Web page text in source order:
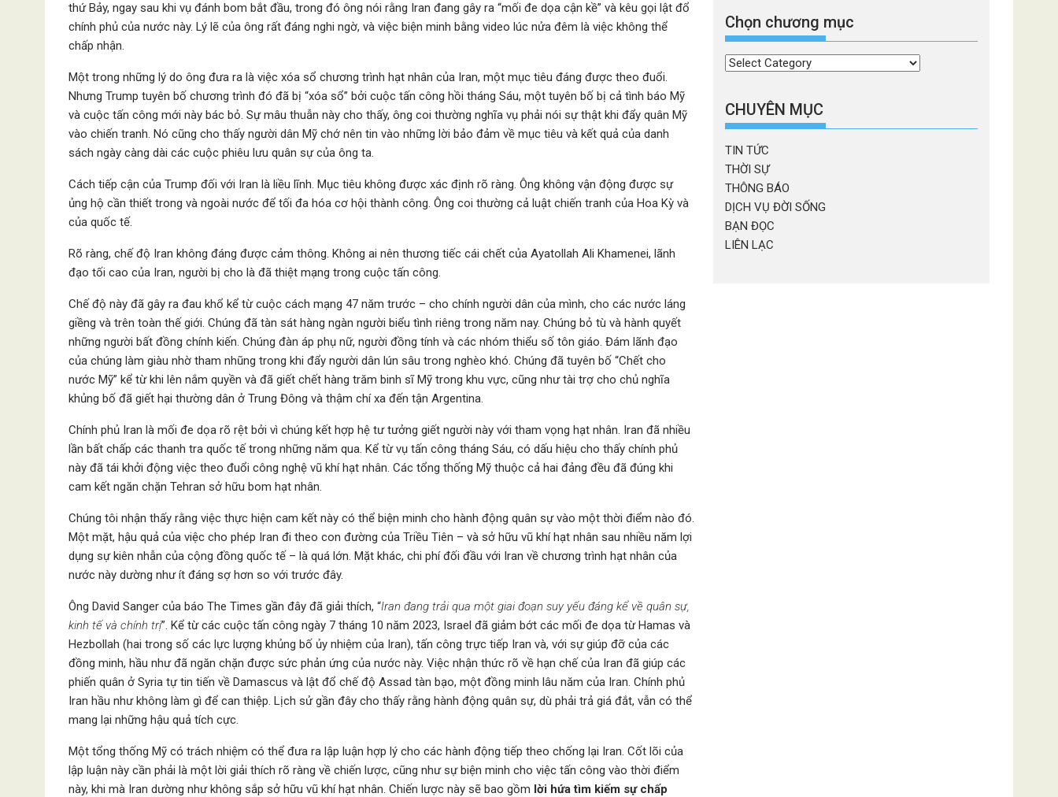
thứ Bảy, ngay sau khi vụ đánh bom bắt đầu, trong đó ông nói rằng Iran đang gây ra “mối đe dọa cận kề” và kêu gọi lật đổ
chính phủ của nước này. Lý lẽ của ông rất đáng nghi ngờ, và việc biện minh bằng video lúc nửa đêm là việc không thể
chấp nhận.
Một trong những lý do ông đưa ra là việc xóa sổ chương trình hạt nhân của Iran, một mục tiêu đáng được theo đuổi.
Nhưng Trump tuyên bố chương trình đó đã bị “xóa sổ” bởi cuộc tấn công hồi tháng Sáu, một tuyên bố bị cả tình báo Mỹ
và cuộc tấn công mới này bác bỏ. Sự mâu thuẫn này cho thấy, ông coi thường nghĩa vụ phải nói sự thật khi đẩy quân Mỹ
vào chiến tranh. Nó cũng cho thấy người dân Mỹ chớ nên tin vào những lời bảo đảm về mục tiêu và kết quả của danh
sách ngày càng dài các cuộc phiêu lưu quân sự của ông ta.
Cách tiếp cận của Trump đối với Iran là liều lĩnh. Mục tiêu không được xác định rõ ràng. Ông không vận động được sự
ủng hộ cần thiết trong và ngoài nước để tối đa hóa cơ hội thành công. Ông coi thường cả luật chiến tranh của Hoa Kỳ và
của quốc tế.
Rõ ràng, chế độ Iran không đáng được cảm thông. Không ai nên thương tiếc cái chết của Ayatollah Ali Khamenei, lãnh
đạo tối cao của Iran, người bị cho là đã thiệt mạng trong cuộc tấn công.
Chế độ này đã gây ra đau khổ kể từ cuộc cách mạng 47 năm trước – cho chính người dân của mình, cho các nước láng
giềng và trên toàn thế giới. Chúng đã tàn sát hàng ngàn người biểu tình riêng trong năm nay. Chúng bỏ tù và hành quyết
những người bất đồng chính kiến. Chúng đàn áp phụ nữ, người đồng tính và các nhóm thiểu số tôn giáo. Đám lãnh đạo
của chúng làm giàu nhờ tham nhũng trong khi đẩy người dân lún sâu trong nghèo khó. Chúng đã tuyên bố “Chết cho
nước Mỹ” kể từ khi lên nắm quyền và đã giết chết hàng trăm binh sĩ Mỹ trong khu vực, cũng như tài trợ cho chủ nghĩa
khủng bố đã giết hại thường dân ở Trung Đông và thậm chí xa đến tận Argentina.
Chính phủ Iran là mối đe dọa rõ rệt bởi vì chúng kết hợp hệ tư tưởng giết người này với tham vọng hạt nhân. Iran đã nhiều
lần bất chấp các thanh tra quốc tế trong những năm qua. Kể từ vụ tấn công tháng Sáu, có dấu hiệu cho thấy chính phủ
này đã tái khởi động việc theo đuổi công nghệ vũ khí hạt nhân. Các tổng thống Mỹ thuộc cả hai đảng đều đã đúng khi
cam kết ngăn chặn Tehran sở hữu bom hạt nhân.
Chúng tôi nhận thấy rằng việc thực hiện cam kết này có thể biện minh cho hành động quân sự vào một thời điểm nào đó.
Một mặt, hậu quả của việc cho phép Iran đi theo con đường của Triều Tiên – và sở hữu vũ khí hạt nhân sau nhiều năm lợi
dụng sự kiên nhẫn của cộng đồng quốc tế – là quá lớn. Mặt khác, chi phí đối đầu với Iran về chương trình hạt nhân của
nước này dường như ít đáng sợ hơn so với trước đây.
Ông David Sanger của báo The Times gần đây đã giải thích, “Iran đang trải qua một giai đoạn suy yếu đáng kể về quân sự,
kinh tế và chính trị”. Kể từ các cuộc tấn công ngày 7 tháng 10 năm 2023, Israel đã giảm bớt các mối đe dọa từ Hamas và
Hezbollah (hai trong số các lực lượng khủng bố ủy nhiệm của Iran), tấn công trực tiếp Iran và, với sự giúp đỡ của các
đồng minh, hầu như đã ngăn chặn được sức phản ứng của nước này. Việc nhận thức rõ về hạn chế của Iran đã giúp các
phiến quân ở Syria tự tin tiến về Damascus và lật đổ chế độ Assad tàn bạo, một đồng minh lâu năm của Iran. Chính phủ
Iran hầu như không làm gì để can thiệp. Lịch sử gần đây cho thấy rằng hành động quân sự, dù phải trả giá đắt, vẫn có thể
mang lại những hậu quả tích cực.
Một tổng thống Mỹ có trách nhiệm có thể đưa ra lập luận hợp lý cho các hành động tiếp theo chống lại Iran. Cốt lõi của
lập luận này cần phải là một lời giải thích rõ ràng về chiến lược, cũng như sự biện minh cho việc tấn công vào thời điểm
này, khi mà Iran dường như không sắp sở hữu vũ khí hạt nhân. Chiến lược này sẽ bao gồm lời hứa tìm kiếm sự chấp
Chọn chương mục
Chọn
mục
CHUYÊN MỤC
TIN TỨC
THỜI SỰ
THÔNG BÁO
DỊCH VỤ ĐỜI SỐNG
BẠN ĐỌC
LIÊN LẠC